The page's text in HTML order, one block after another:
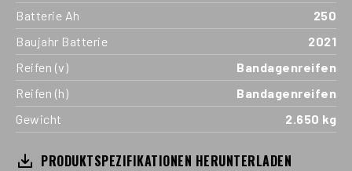
Batterie Ah
250
Baujahr Batterie
2021
Reifen (v)
Bandagenreifen
Reifen (h)
Bandagenreifen
Gewicht
2.650 kg
PRODUKTSPEZIFIKATIONEN HERUNTERLADEN